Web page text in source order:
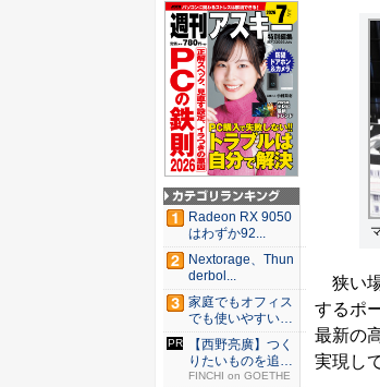
狭い
するポ
最新の
実現し
Radeon RX 9050
はわずか92...
Nextorage、Thun
derbol...
家庭でもオフィス
でも使いやすい
Syno...
【西野亮廣】つく
りたいものを追求
できる環...
FINCHI on GOETHE